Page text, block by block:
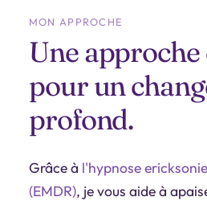
MON APPROCHE
Une approche
pour un
profond.
Grâce à l'hypnose
(EMDR), je vous aide à